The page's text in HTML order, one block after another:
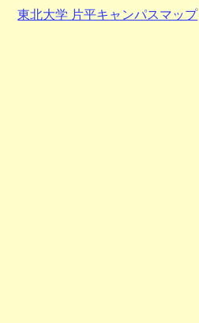
東北大学 片平キャンパスマップ